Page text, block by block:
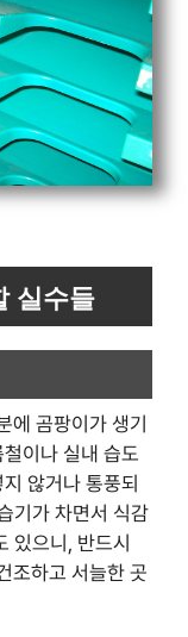
실수들
에 곰팡이가 생기
이나 실내 습도
않거나 통풍되
기가 차면서 식감
있으니, 반드시
조하고 서늘한 곳